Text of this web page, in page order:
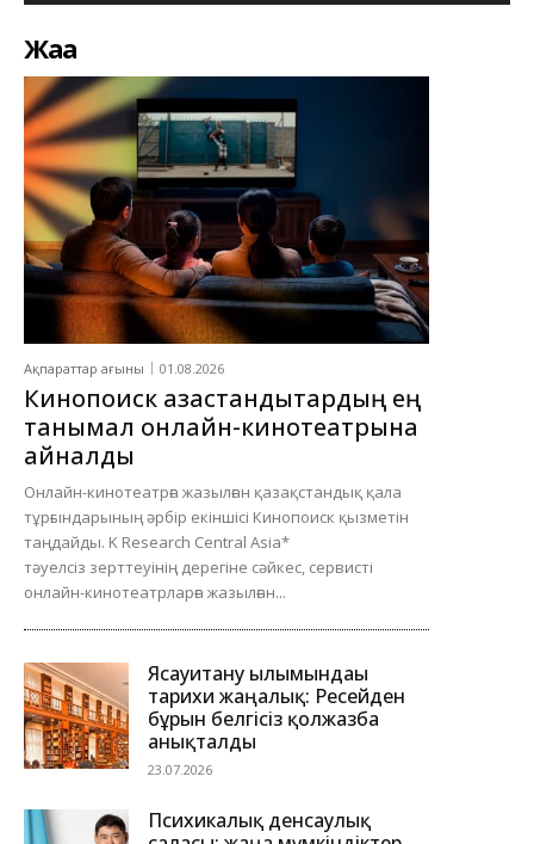
Жаңа
Ақпараттар ағыны 01.08.2026
Кинопоиск қазақстандықтардың ең
танымал онлайн-кинотеатрына
айналды
Онлайн-кинотеатрға жазылған қазақстандық қала
тұрғындарының әрбір екіншісі Кинопоиск қызметін
таңдайды. K Research Central Asia*
тәуелсіз зерттеуінің дерегіне сәйкес, сервисті
онлайн-кинотеатрларға жазылған...
Ясауитану ғылымындағы
тарихи жаңалық: Ресейден
бұрын белгісіз қолжазба
анықталды
23.07.2026
Психикалық денсаулық